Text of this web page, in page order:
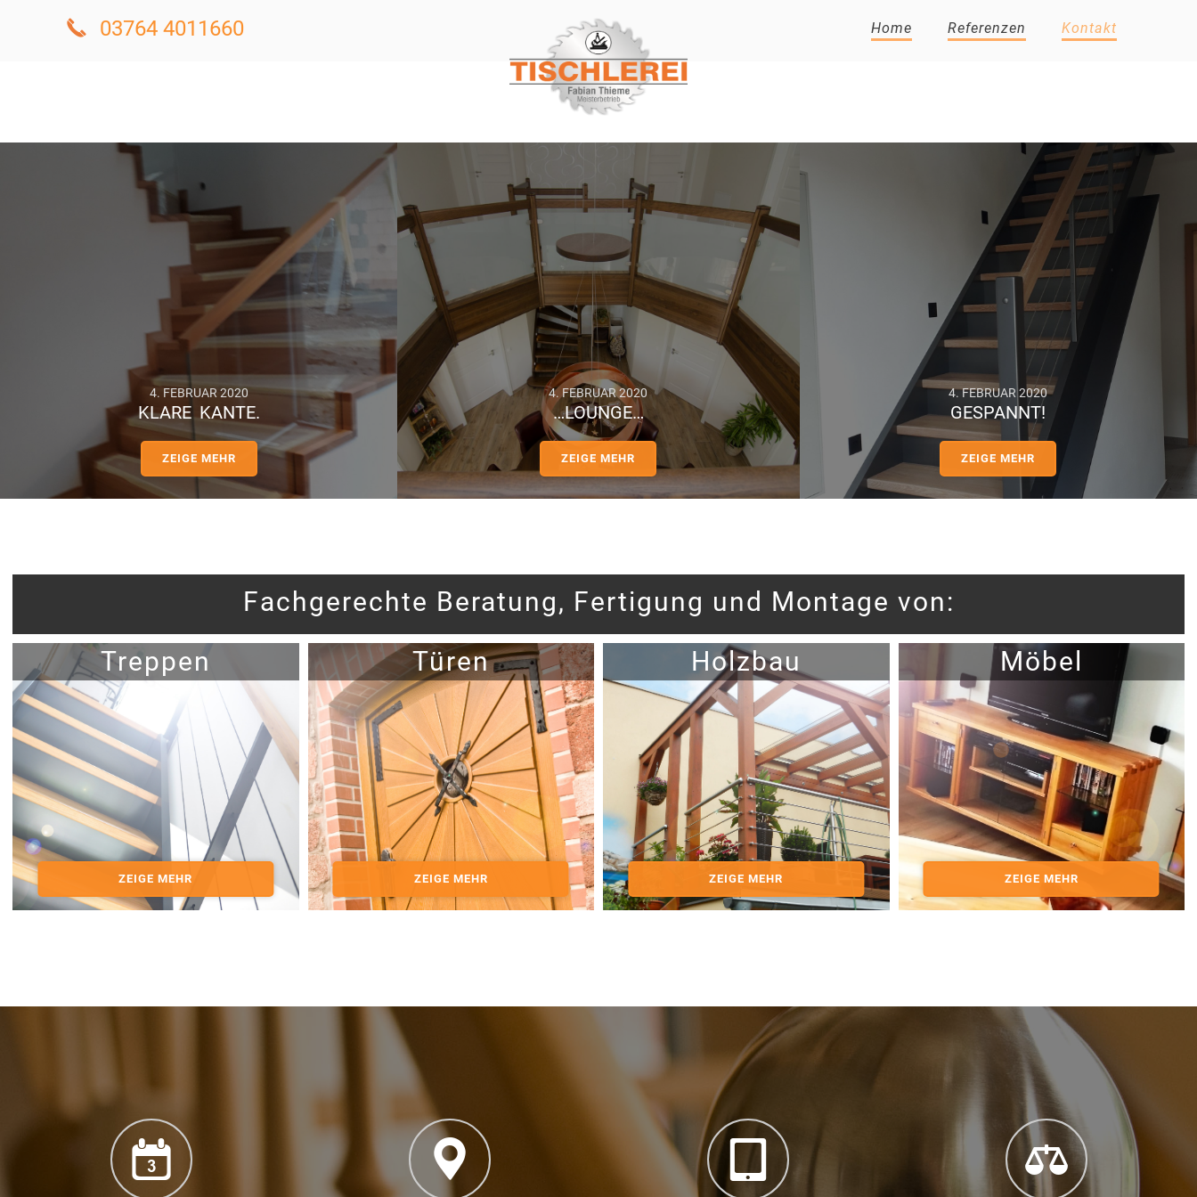
Home Referenzen Kontakt
03764 4011660
4. FEBRUAR 2020
KLARE KANTE.
ZEIGE MEHR
4. FEBRUAR 2020
…LOUNGE…
ZEIGE MEHR
4. FEBRUAR 2020
GESPANNT!
ZEIGE MEHR
Fachgerechte Beratung, Fertigung und Montage von:
Treppen
ZEIGE MEHR
Türen
ZEIGE MEHR
Holzbau
ZEIGE MEHR
Möbel
ZEIGE MEHR